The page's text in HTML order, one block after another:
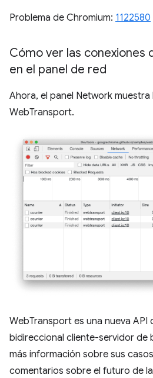
Problema de Chromium: 1122580
Cómo ver las conexiones
en el panel de red
Ahora, el panel Network
WebTransport.
WebTransport es una nueva API
bidireccional cliente-servidor de
más información sobre sus
comentarios sobre el futuro de